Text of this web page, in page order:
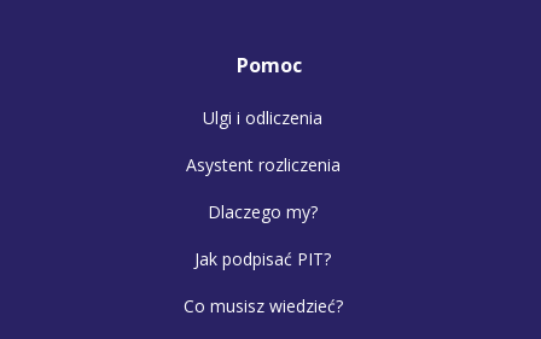
Pomoc
Ulgi i odliczenia
Asystent rozliczenia
Dlaczego my?
Jak podpisać PIT?
Co musisz wiedzieć?